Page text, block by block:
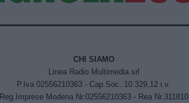
CHI SIAMO
Linea Radio Multimedia srl
P.Iva 02556210363 - Cap.Soc. 10.329,12 i.v.
Reg.Imprese Modena Nr.02556210363 - Rea Nr.311810